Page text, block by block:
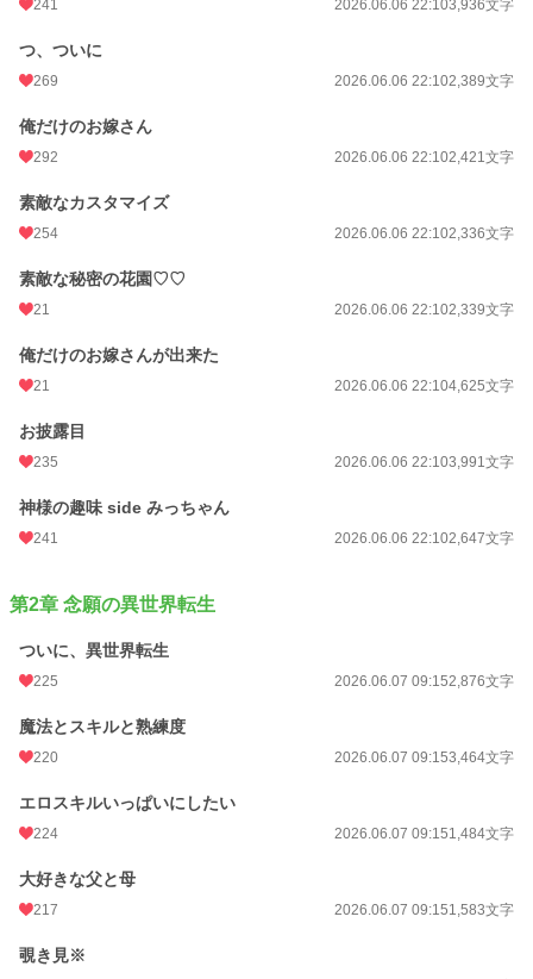
241 2026.06.06 22:103,936文字
つ、ついに
269 2026.06.06 22:102,389文字
俺だけのお嫁さん
292 2026.06.06 22:102,421文字
素敵なカスタマイズ
254 2026.06.06 22:102,336文字
素敵な秘密の花園♡♡
21 2026.06.06 22:102,339文字
俺だけのお嫁さんが出来た
21 2026.06.06 22:104,625文字
お披露目
235 2026.06.06 22:103,991文字
神様の趣味 side みっちゃん
241 2026.06.06 22:102,647文字
第2章 念願の異世界転生
ついに、異世界転生
225 2026.06.07 09:152,876文字
魔法とスキルと熟練度
220 2026.06.07 09:153,464文字
エロスキルいっぱいにしたい
224 2026.06.07 09:151,484文字
大好きな父と母
217 2026.06.07 09:151,583文字
覗き見※